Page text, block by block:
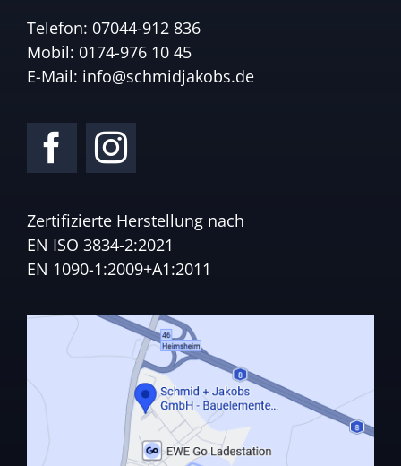
Telefon: 07044-912 836
Mobil: 0174-976 10 45
E-Mail: info@schmidjakobs.de
Zertifizierte Herstellung nach
EN ISO 3834-2:2021
EN 1090-1:2009+A1:2011